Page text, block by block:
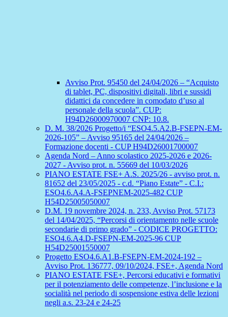
Avviso Prot. 95450 del 24/04/2026 – “Acquisto
di tablet, PC, dispositivi digitali, libri e sussidi
didattici da concedere in comodato d’uso al
personale della scuola”. CUP:
H94D26000970007 CNP: 10.8.
D. M. 38/2026 Progetto/i “ESO4.5.A2.B-FSEPN-EM-
2026-105” – Avviso 95165 del 24/04/2026 –
Formazione docenti - CUP H94D26001700007
Agenda Nord – Anno scolastico 2025-2026 e 2026-
2027 - Avviso prot. n. 55669 del 10/03/2026
PIANO ESTATE FSE+ A.S. 2025/26 - avviso prot. n.
81652 del 23/05/2025 - c.d. “Piano Estate” - C.I.:
ESO4.6.A4.A-FSEPNEM-2025-482 CUP
H54D25005050007
D.M. 19 novembre 2024, n. 233, Avviso Prot. 57173
del 14/04/2025, “Percorsi di orientamento nelle scuole
secondarie di primo grado” - CODICE PROGETTO:
ESO4.6.A4.D-FSEPN-EM-2025-96 CUP
H54D25001550007
Progetto ESO4.6.A1.B-FSEPN-EM-2024-192 –
Avviso Prot. 136777, 09/10/2024, FSE+, Agenda Nord
PIANO ESTATE FSE+, Percorsi educativi e formativi
per il potenziamento delle competenze, l’inclusione e la
socialità nel periodo di sospensione estiva delle lezioni
negli a.s. 23-24 e 24-25